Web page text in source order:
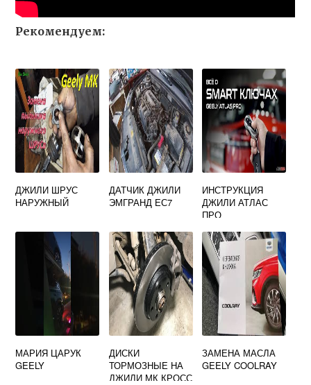
Рекомендуем:
ДЖИЛИ ШРУС
НАРУЖНЫЙ
ДАТЧИК ДЖИЛИ
ЭМГРАНД ЕС7
ИНСТРУКЦИЯ
ДЖИЛИ АТЛАС
ПРО
МАРИЯ ЦАРУК
GEELY
ДИСКИ
ТОРМОЗНЫЕ НА
ДЖИЛИ МК КРОСС
ЗАМЕНА МАСЛА
GEELY COOLRAY